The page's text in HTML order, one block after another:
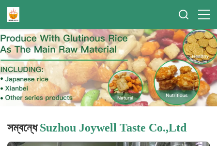
সম্বন্ধেSuzhou Joywell Taste Co.,Ltd